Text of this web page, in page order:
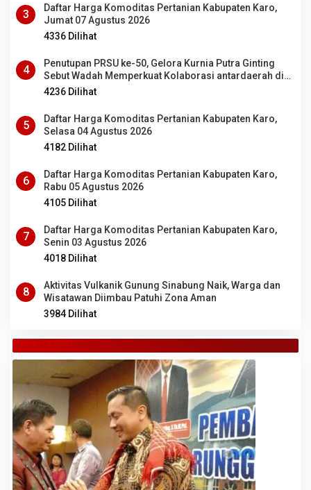
3
Daftar Harga Komoditas Pertanian Kabupaten Karo,
Jumat 07 Agustus 2026
4336 Dilihat
4
Penutupan PRSU ke-50, Gelora Kurnia Putra Ginting
Sebut Wadah Memperkuat Kolaborasi antardaerah di
Sumut
4236 Dilihat
5
Daftar Harga Komoditas Pertanian Kabupaten Karo,
Selasa 04 Agustus 2026
4182 Dilihat
6
Daftar Harga Komoditas Pertanian Kabupaten Karo,
Rabu 05 Agustus 2026
4105 Dilihat
7
Daftar Harga Komoditas Pertanian Kabupaten Karo,
Senin 03 Agustus 2026
4018 Dilihat
8
Aktivitas Vulkanik Gunung Sinabung Naik, Warga dan
Wisatawan Diimbau Patuhi Zona Aman
3984 Dilihat
TANAH KARO